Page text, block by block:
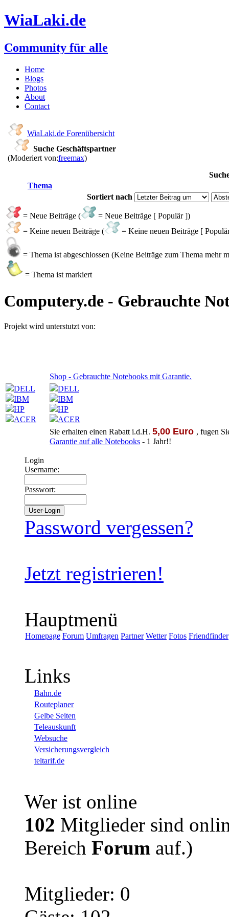
WiaLaki.de
Community für alle
Home
Blogs
Photos
About
Contact
WiaLaki.de Forenübersicht
Suche Geschäftspartner
(Moderiert von:freemax)
Thema
Sortiert nach
= Neue Beiträge (
= Neue Beiträge [ Populär ])
= Keine neuen Beiträge (
= Keine neuen Beiträge [
= Thema ist abgeschlossen (Keine Beiträge zum Thema mehr
= Thema ist markiert
Computery.de - Gebrauchte
Projekt wird unterstutzt von:
Shop - Gebrauchte Notebooks mit Garantie.
DELL
IBM
HP
ACER
DELL
IBM
HP
ACER
Sie erhalten einen Rabatt i.d.H. 5,00 Euro , fugen
Garantie auf alle Notebooks - 1 Jahr!!
Login
Username:
Passwort:
Password vergessen?
Jetzt registrieren!
Hauptmenü
Homepage Forum Umfragen Partner Wetter Fotos Friendfinder
Links
Bahn.de
Routeplaner
Gelbe Seiten
Teleauskunft
Websuche
Versicherungsvergleich
teltarif.de
Wer ist online
102 Mitglieder sind
Bereich Forum auf.)
Mitglieder: 0